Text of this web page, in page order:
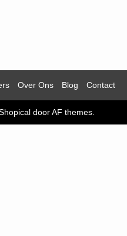
Over Ons Blog Contact
door AF themes.